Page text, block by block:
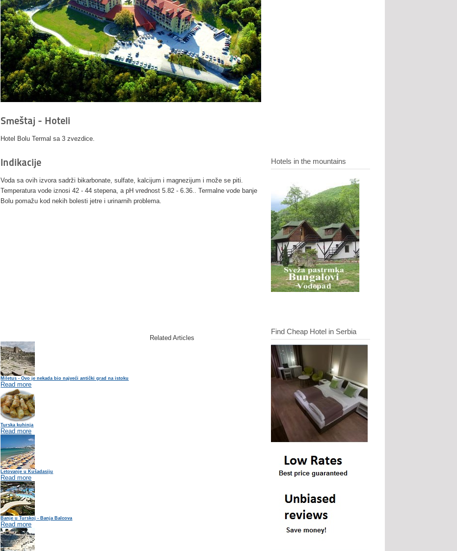
Smeštaj - Hoteli
Hotel Bolu Termal sa 3 zvezdice.
Indikacije
Voda sa ovih izvora sadrži bikarbonate, sulfate, kalcijum i magnezijum i može se piti.
Temperatura vode iznosi 42 - 44 stepena, a pH vrednost 5.82 - 6.36.. Termalne vode banje
Bolu pomažu kod nekih bolesti jetre i urinarnih problema.
Related Articles
Miletus - Ovo je nekada bio najveći antički grad na istoku
Read more
Turska kuhinja
Read more
Letovanje u Kušadasiju
Read more
Banje u Turskoj - Banja Balcova
Read more
Hotels in the mountains
Find Cheap Hotel in Serbia